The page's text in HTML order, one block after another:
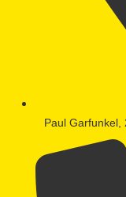
Paul Garfunkel,